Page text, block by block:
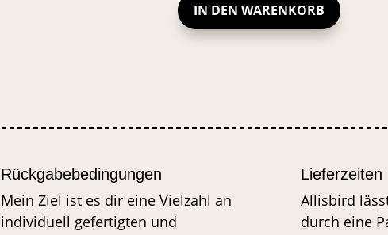
KIRSCHKERNKISSEN
TEDDY
FRIENDS
MENGE
IN DEN WARENKORB
Rückgabebedingungen
Mein Ziel ist es dir eine Vielzahl an
individuell gefertigten und
Lieferzeiten
Allisbird
durch eine